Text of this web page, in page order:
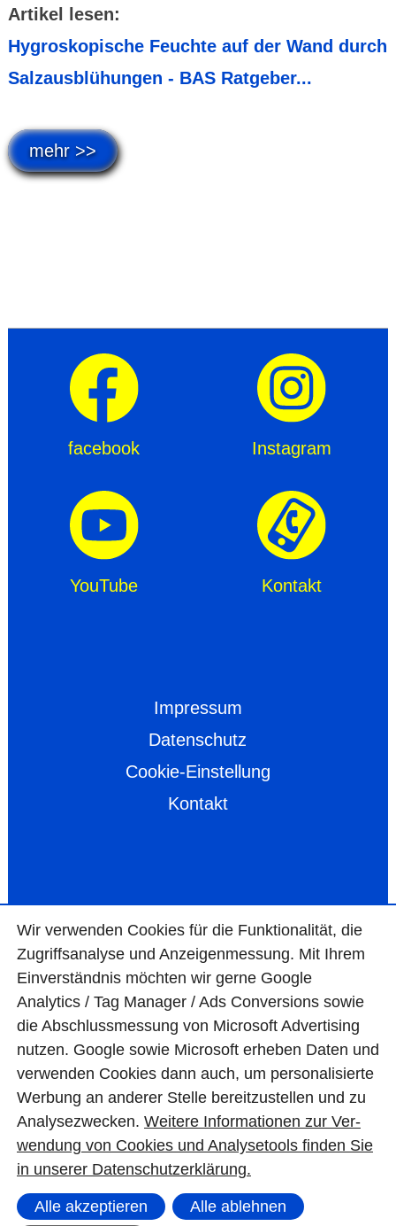
Artikel lesen:
Hygroskopische Feuchte auf der Wand durch
Salzausblühungen - BAS Ratgeber...
mehr >>
facebook Instagram
YouTube Kontakt
Impressum
Datenschutz
Cookie-Einstellung
Kontakt
© BAS Mauerwerkstrockenlegung GmbH
Wir ver­wen­den Cookies für die Funktio­na­lität, die
Zugriffs­ana­lyse und Anzei­gen­mes­sung. Mit Ihrem
Ein­ver­ständ­nis möchten wir gerne Google
Analytics / Tag Manager / Ads Con­ver­sions sowie
die Abschluss­mes­sung von Micro­soft Adver­tising
nutzen. Google sowie Micro­soft erheben Daten und
ver­wen­den Cookies dann auch, um perso­nali­sierte
Wer­bung an ande­rer Stelle bereit­zu­stel­len und zu
Ana­lyse­zwecken. Wei­tere Infor­matio­nen zur Ver­
wen­dung von Cookies und Ana­lyse­tools fin­den Sie
in unserer Daten­schutz­erklä­rung.
Alle akzeptieren Alle ablehnen